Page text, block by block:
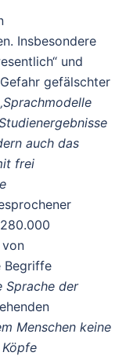
Insbesondere
und
gefälschter
auch das
frei
von
Begriffe
Sprache der
Menschen keine